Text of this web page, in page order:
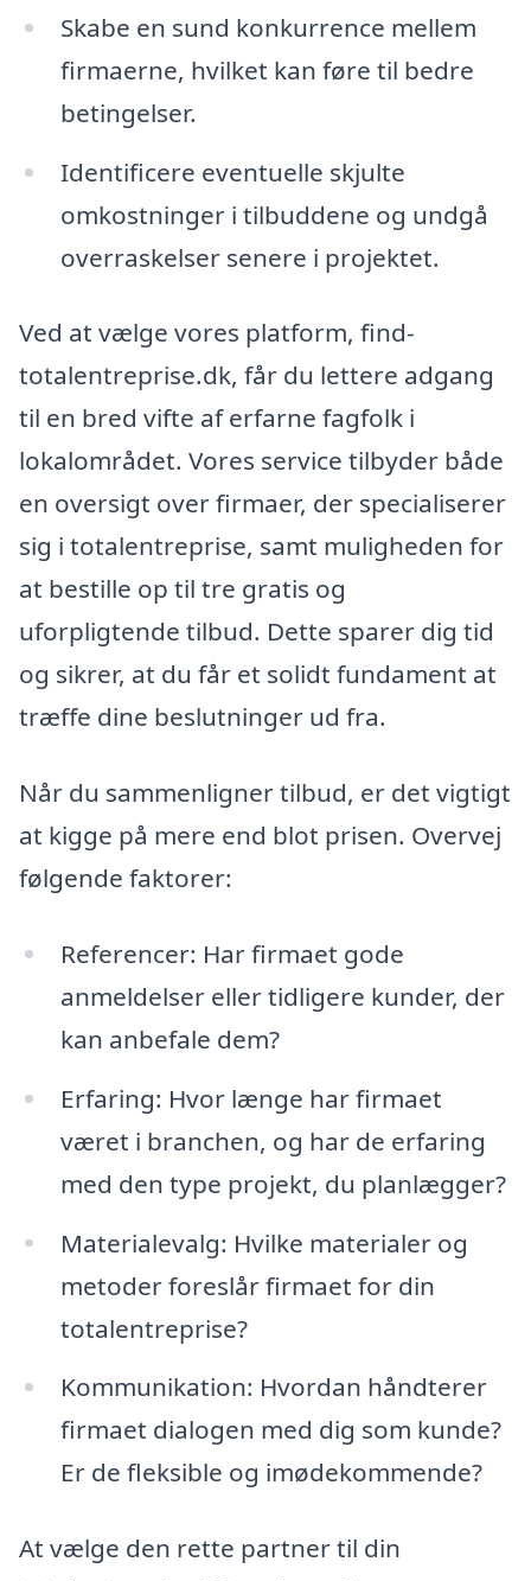
Skabe en sund konkurrence mellem
firmaerne, hvilket kan føre til bedre
betingelser.
Identificere eventuelle skjulte
omkostninger i tilbuddene og undgå
overraskelser senere i projektet.
Ved at vælge vores platform, find-
totalentreprise.dk, får du lettere adgang
til en bred vifte af erfarne fagfolk i
lokalområdet. Vores service tilbyder både
en oversigt over firmaer, der specialiserer
sig i totalentreprise, samt muligheden for
at bestille op til tre gratis og
uforpligtende tilbud. Dette sparer dig tid
og sikrer, at du får et solidt fundament at
træffe dine beslutninger ud fra.
Når du sammenligner tilbud, er det vigtigt
at kigge på mere end blot prisen. Overvej
følgende faktorer:
Referencer: Har firmaet gode
anmeldelser eller tidligere kunder, der
kan anbefale dem?
Erfaring: Hvor længe har firmaet
været i branchen, og har de erfaring
med den type projekt, du planlægger?
Materialevalg: Hvilke materialer og
metoder foreslår firmaet for din
totalentreprise?
Kommunikation: Hvordan håndterer
firmaet dialogen med dig som kunde?
Er de fleksible og imødekommende?
At vælge den rette partner til din